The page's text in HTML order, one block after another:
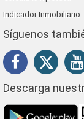
Indicador Inmobiliario
Síguenos
Descarga